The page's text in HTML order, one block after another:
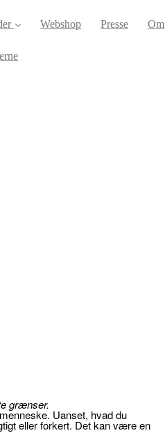
Webshop Presse Om
grænser.
Uanset, hvad du
eller forkert. Det kan være en